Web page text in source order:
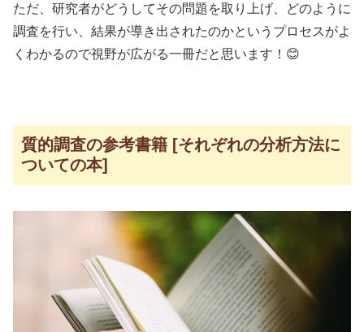
ただ、研究者がどうしてその問題を取り上げ、どのように
調査を行い、結果が導き出されたのかというプロセスがよ
くわかるので視野が広がる一冊だと思います！😊
質的調査の参考書籍 [それぞれの分析方法に
ついての本]